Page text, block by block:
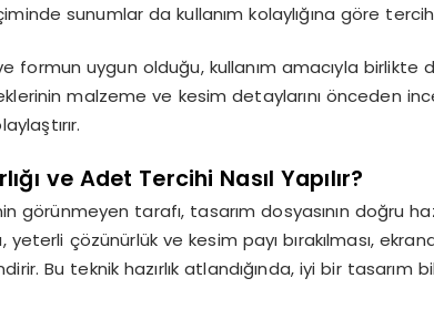
sunumlar da kullanım kolaylığına göre
formun uygun olduğu, kullanım amacıyla birlikte
malzeme ve kesim detaylarını önceden
ve Adet Tercihi Nasıl Yapılır?
görünmeyen tarafı, tasarım dosyasının doğru
yeterli çözünürlük ve kesim payı bırakılması,
Bu teknik hazırlık atlandığında, iyi bir tasarım